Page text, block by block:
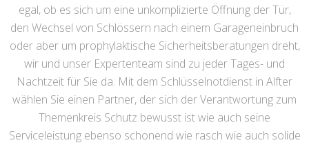
egal, ob es sich um eine unkomplizierte Öffnung der Tür,
den Wechsel von Schlössern nach einem Garageneinbruch
oder aber um prophylaktische Sicherheitsberatungen dreht,
wir und unser Expertenteam sind zu jeder Tages- und
Nachtzeit für Sie da. Mit dem Schlüsselnotdienst in Alfter
wählen Sie einen Partner, der sich der Verantwortung zum
Themenkreis Schutz bewusst ist wie auch seine
Serviceleistung ebenso schonend wie rasch wie auch solide